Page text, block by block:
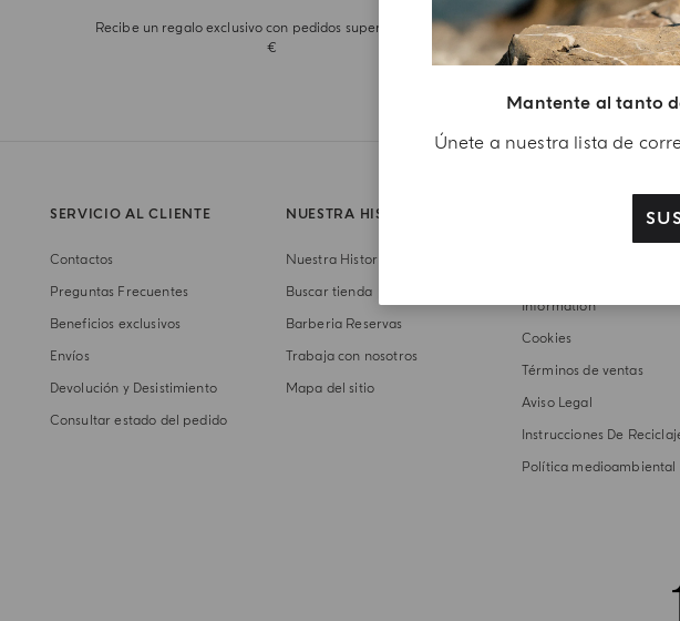
Mantente al tanto
Únete a nuestra lista de
Recibe un regalo exclusivo con pedidos superiores a 180
€
Descubre los
con
SERVICIO AL CLIENTE
Contactos
Preguntas Frecuentes
Beneficios exclusivos
Envíos
Devolución y Desistimiento
Consultar estado del pedido
NUESTRA HISTORIA
Nuestra Historia
Buscar tienda
Barberia Reservas
Trabaja con nosotros
Mapa del sitio
Information
Cookies
Términos de ventas
Aviso Legal
Instrucciones De
Política medioambiental